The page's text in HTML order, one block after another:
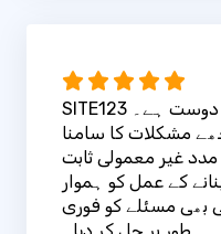
SITE123 میرے تجربے میں بہت صارف دوست ہے۔
مشکلات کا سامنا
مدد غیر معمولی ثابت
کے عمل کو ہموار
بھی مسئلے کو فوری
طور پر حل کر دیا۔